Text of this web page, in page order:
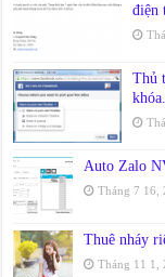
điện
Thủ
khóa.
Auto Zalo
Tháng 7 16,
Thuê nháy
Tháng 11 1,